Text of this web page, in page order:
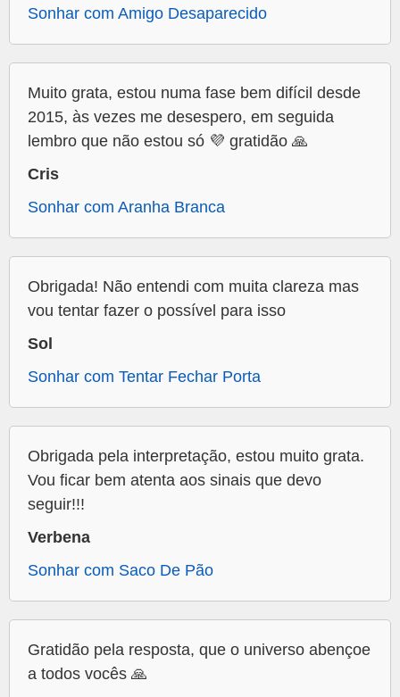
Sonhar com Amigo Desaparecido
Muito grata, estou numa fase bem difícil desde
2015, às vezes me desespero, em seguida
lembro que não estou só 💜 gratidão 🙏
Cris
Sonhar com Aranha Branca
Obrigada! Não entendi com muita clareza mas
vou tentar fazer o possível para isso
Sol
Sonhar com Tentar Fechar Porta
Obrigada pela interpretação, estou muito grata.
Vou ficar bem atenta aos sinais que devo
seguir!!!
Verbena
Sonhar com Saco De Pão
Gratidão pela resposta, que o universo abençoe
a todos vocês 🙏